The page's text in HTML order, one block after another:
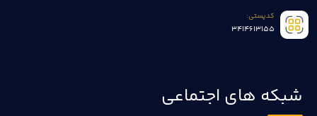
کدپستی:
3414613155
شبکه های اجتماعی